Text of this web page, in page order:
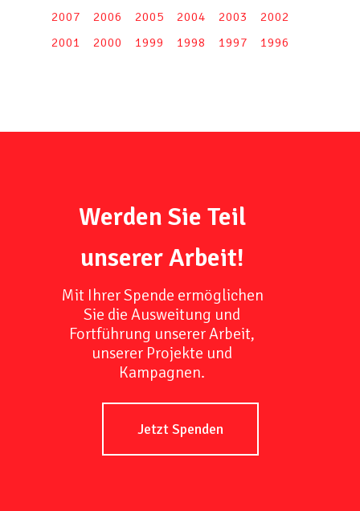
2007
2006 2005 2004 2003
2002
2001
2000 1999 1998 1997 1996
Werden Sie Teil
unserer Arbeit!
Mit Ihrer Spende ermöglichen
Sie die Ausweitung und
Fortführung unserer Arbeit,
unserer Projekte und
Kampagnen.
Jetzt Spenden